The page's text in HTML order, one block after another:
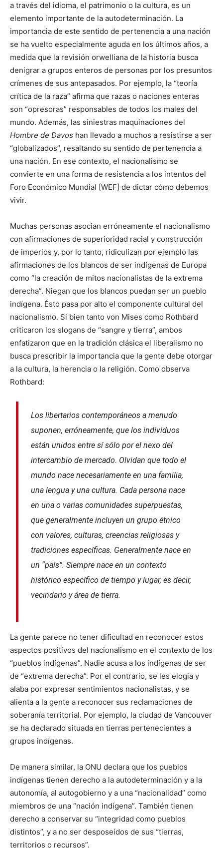
a través del idioma, el patrimonio o la cultura, es un
elemento importante de la autodeterminación. La
importancia de este sentido de pertenencia a una nación
se ha vuelto especialmente aguda en los últimos años, a
medida que la revisión orwelliana de la historia busca
denigrar a grupos enteros de personas por los presuntos
crímenes de sus antepasados. Por ejemplo, la “teoría
crítica de la raza” afirma que razas o naciones enteras
son “opresoras” responsables de todos los males del
mundo. Además, las siniestras maquinaciones del
Hombre de Davos han llevado a muchos a resistirse a ser
“globalizados”, resaltando su sentido de pertenencia a
una nación. En ese contexto, el nacionalismo se
convierte en una forma de resistencia a los intentos del
Foro Económico Mundial [WEF] de dictar cómo debemos
vivir.
Muchas personas asocian erróneamente el nacionalismo
con afirmaciones de superioridad racial y construcción
de imperios y, por lo tanto, ridiculizan por ejemplo las
afirmaciones de los blancos de ser indígenas de Europa
como “la creación de mitos nacionalistas de la extrema
derecha”. Niegan que los blancos puedan ser un pueblo
indígena. Ésto pasa por alto el componente cultural del
nacionalismo. Si bien tanto von Mises como Rothbard
criticaron los slogans de “sangre y tierra”, ambos
enfatizaron que en la tradición clásica el liberalismo no
busca prescribir la importancia que la gente debe otorgar
a la cultura, la herencia o la religión. Como observa
Rothbard:
Los libertarios contemporáneos a menudo
suponen, erróneamente, que los individuos
están unidos entre sí sólo por el nexo del
intercambio de mercado. Olvidan que todo el
mundo nace necesariamente en una familia,
una lengua y una cultura. Cada persona nace
en una o varias comunidades superpuestas,
que generalmente incluyen un grupo étnico
con valores, culturas, creencias religiosas y
tradiciones específicas. Generalmente nace en
un “país”. Siempre nace en un contexto
histórico específico de tiempo y lugar, es decir,
vecindario y área de tierra.
La gente parece no tener dificultad en reconocer estos
aspectos positivos del nacionalismo en el contexto de los
“pueblos indígenas”. Nadie acusa a los indígenas de ser
de “extrema derecha”. Por el contrario, se les elogia y
alaba por expresar sentimientos nacionalistas, y se
alienta a la gente a reconocer sus reclamaciones de
soberanía territorial. Por ejemplo, la ciudad de Vancouver
se ha declarado situada en tierras pertenecientes a
grupos indígenas.
De manera similar, la ONU declara que los pueblos
indígenas tienen derecho a la autodeterminación y a la
autonomía, al autogobierno y a una “nacionalidad” como
miembros de una “nación indígena”. También tienen
derecho a conservar su “integridad como pueblos
distintos”, y a no ser desposeídos de sus “tierras,
territorios o recursos”.